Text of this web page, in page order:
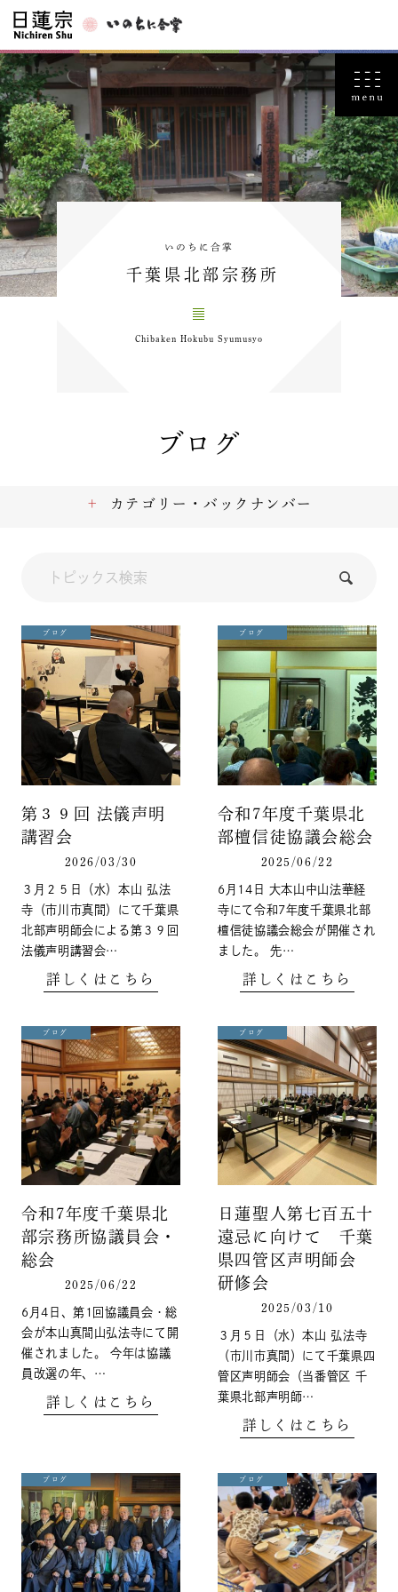
いのちに合掌
千葉県北部宗務所
Chibaken Hokubu Syumusyo
ブログ
ブログ
第３９回 法儀声明
講習会
2026/03/30
３月２５日（水）本山 弘法
寺（市川市真間）にて千葉県
北部声明師会による第３９回
法儀声明講習会…
詳しくはこちら
ブログ
令和7年度千葉県北
部檀信徒協議会総会
2025/06/22
6月14日 大本山中山法華経
寺にて令和7年度千葉県北部
檀信徒協議会総会が開催され
ました。 先…
詳しくはこちら
ブログ
令和7年度千葉県北
部宗務所協議員会・
総会
2025/06/22
6月4日、第1回協議員会・総
会が本山真間山弘法寺にて開
催されました。 今年は協議
員改選の年、…
詳しくはこちら
ブログ
日蓮聖人第七百五十
遠忌に向けて 千葉
県四管区声明師会
研修会
2025/03/10
３月５日（水）本山 弘法寺
（市川市真間）にて千葉県四
管区声明師会（当番管区 千
葉県北部声明師…
詳しくはこちら
ブログ ブログ
カテゴリー・バックナンバー